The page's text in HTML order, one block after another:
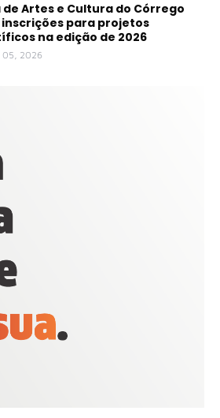
de Artes e Cultura do Córrego
para projetos
na edição de 2026
05, 2026